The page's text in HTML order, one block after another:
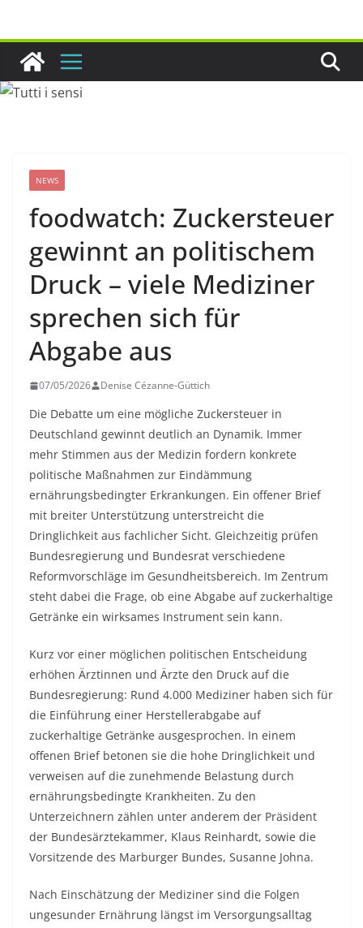
springen
NEWS
foodwatch: Zuckersteuer
gewinnt an politischem
Druck – viele Mediziner
sprechen sich für
Abgabe aus
07/05/2026 Denise Cézanne-Güttich
Die Debatte um eine mögliche Zuckersteuer in
Deutschland gewinnt deutlich an Dynamik. Immer
mehr Stimmen aus der Medizin fordern konkrete
politische Maßnahmen zur Eindämmung
ernährungsbedingter Erkrankungen. Ein offener Brief
mit breiter Unterstützung unterstreicht die
Dringlichkeit aus fachlicher Sicht. Gleichzeitig prüfen
Bundesregierung und Bundesrat verschiedene
Reformvorschläge im Gesundheitsbereich. Im Zentrum
steht dabei die Frage, ob eine Abgabe auf zuckerhaltige
Getränke ein wirksames Instrument sein kann.
Kurz vor einer möglichen politischen Entscheidung
erhöhen Ärztinnen und Ärzte den Druck auf die
Bundesregierung: Rund 4.000 Mediziner haben sich für
die Einführung einer Herstellerabgabe auf
zuckerhaltige Getränke ausgesprochen. In einem
offenen Brief betonen sie die hohe Dringlichkeit und
verweisen auf die zunehmende Belastung durch
ernährungsbedingte Krankheiten. Zu den
Unterzeichnern zählen unter anderem der Präsident
der Bundesärztekammer, Klaus Reinhardt, sowie die
Vorsitzende des Marburger Bundes, Susanne Johna.
Nach Einschätzung der Mediziner sind die Folgen
ungesunder Ernährung längst im Versorgungsalltag